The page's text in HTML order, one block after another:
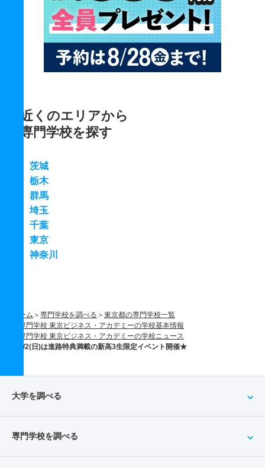
近くのエリアから
専門学校を探す
茨城
栃木
群馬
埼玉
千葉
東京
神奈川
ホーム 専門学校を調べる
東京都の専門学校一覧
専門学校 東京ビジネス・アカデミーの学校基本情報
専門学校 東京ビジネス・アカデミーの学校ニュース
4/2(日)は進路特典満載の新高3生限定イベント開催★
大学を調べる
専門学校を調べる